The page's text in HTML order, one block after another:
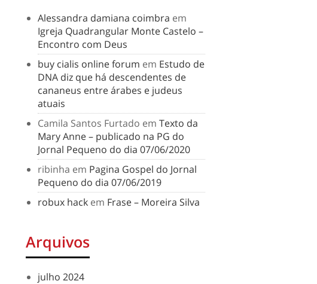
Alessandra damiana coimbra em
Igreja Quadrangular Monte Castelo –
Encontro com Deus
buy cialis online forum em Estudo de
DNA diz que há descendentes de
cananeus entre árabes e judeus
atuais
Camila Santos Furtado em Texto da
Mary Anne – publicado na PG do
Jornal Pequeno do dia 07/06/2020
ribinha em Pagina Gospel do Jornal
Pequeno do dia 07/06/2019
robux hack em Frase – Moreira Silva
Arquivos
julho 2024